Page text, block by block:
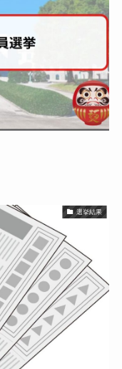
選挙結果